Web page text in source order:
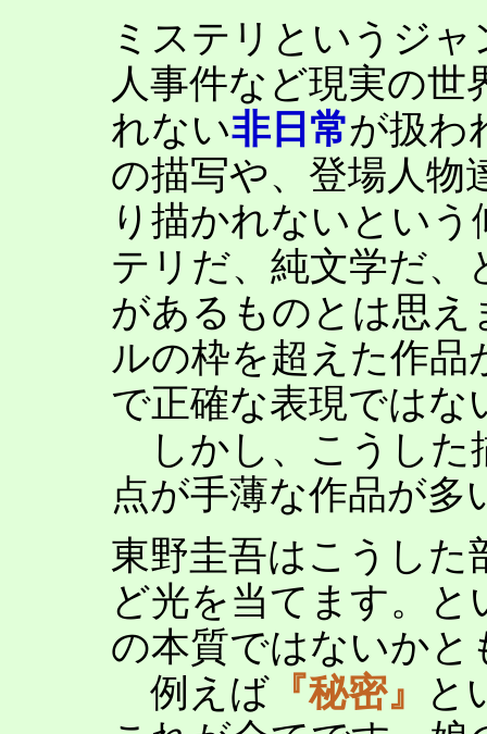
ミステリというジ
人事件など現実の
れない非日常が扱わ
の描写や、登場人物
り描かれないとい
テリだ、純文学だ、
があるものとは思
ルの枠を超えた作
で正確な表現では
しかし、こうした
点が手薄な作品が
東野圭吾はこうした
ど光を当てます。
の本質ではないか
例えば『秘密』
と